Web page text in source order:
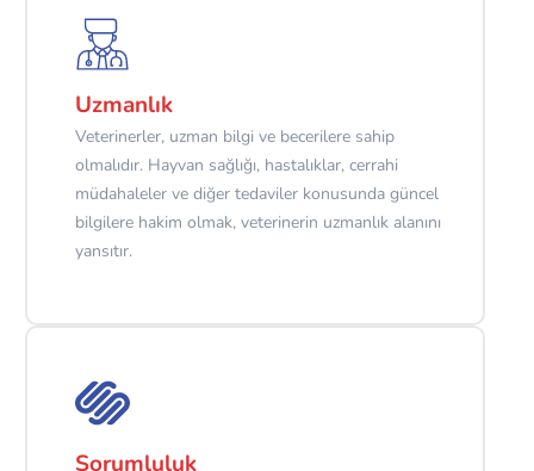
Uzmanlık
Veterinerler, uzman bilgi ve becerilere sahip
olmalıdır. Hayvan sağlığı, hastalıklar, cerrahi
müdahaleler ve diğer tedaviler konusunda güncel
bilgilere hakim olmak, veterinerin uzmanlık alanını
yansıtır.
Sorumluluk